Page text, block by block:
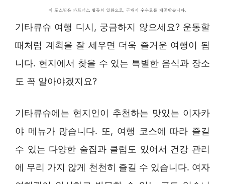
기타큐슈 여행 디시, 궁금하지 않으세요? 운동할
때처럼 계획을 잘 세우면 더욱 즐거운 여행이 됩
니다. 현지에서 찾을 수 있는 특별한 음식과 장소
도 꼭 알아야겠지요?
기타큐슈에는 현지인이 추천하는 맛있는 이자카
야 메뉴가 많습니다. 또, 여행 코스에 따라 즐길
수 있는 다양한 술집과 클럽도 있어서 건강 관리
에 무리 가지 않게 천천히 즐길 수 있습니다. 여자